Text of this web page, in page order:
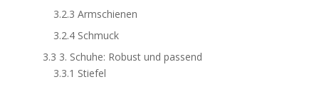
3.2.3 Armschienen
3.2.4Schmuck
3.3 3. Schuhe: Robust und passend
3.3.1 Stiefel